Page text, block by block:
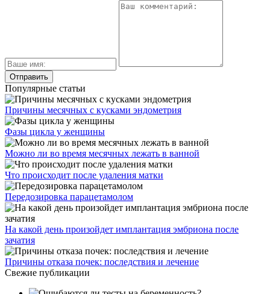
Популярные статьи
Причины месячных с кусками эндометрия
Фазы цикла у женщины
Можно ли во время месячных лежать в ванной
Что происходит после удаления матки
Передозировка парацетамолом
На какой день произойдет имплантация эмбриона после
зачатия
Причины отказа почек: последствия и лечение
Свежие публикации